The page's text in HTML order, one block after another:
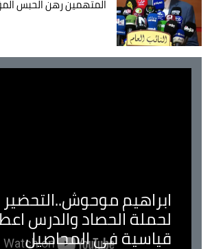
المتهمين رهن الحبس
ابراهيم موحوش..التحضير
لحملة الحصاد والدرس
قياسية في المحاصيل